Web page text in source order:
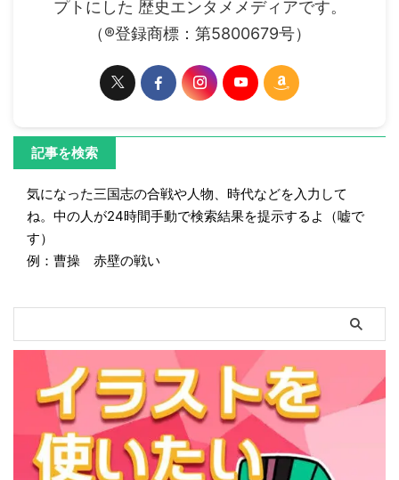
プトにした 歴史エンタメメディアです。
（®登録商標：第5800679号）
記事を検索
気になった三国志の合戦や人物、時代などを入力して
ね。中の人が24時間手動で検索結果を提示するよ（嘘で
す）
例：曹操 赤壁の戦い